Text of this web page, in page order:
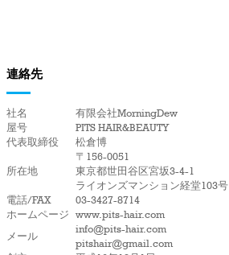
連絡先
社名
有限会社MorningDew
屋号
PITS HAIR&BEAUTY
代表取締役
松倉博
所在地
〒156-0051
東京都世田谷区宮坂3-4-1
ライオンズマンション経堂103号
電話/FAX
03-3427-8714
ホームページ www.pits-hair.com
メール
info@pits-hair.com
pitshair@gmail.com